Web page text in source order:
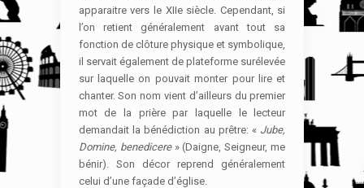
apparaitre vers le XIIe siècle. Cependant, si
l’on retient généralement avant tout sa
fonction de clôture physique et symbolique,
il servait également de plateforme surélevée
sur laquelle on pouvait monter pour lire et
chanter. Son nom vient d’ailleurs du premier
mot de la prière par laquelle le lecteur
demandait la bénédiction au prêtre: « Jube,
Domine, benedicere» (Daigne, Seigneur, me
bénir). Son décor reprend généralement
celui d’une façade d’église.